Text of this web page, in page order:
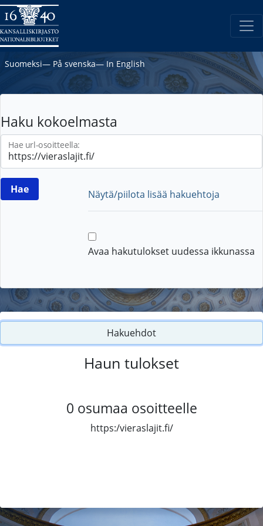
Suomeksi― På svenska― In English
Haku kokoelmasta
Hae url-osoitteella:
Näytä/piilota lisää hakuehtoja
Avaa hakutulokset uudessa ikkunassa
Hakuehdot
Haun tulokset
0 osumaa osoitteelle
https:/vieraslajit.fi/